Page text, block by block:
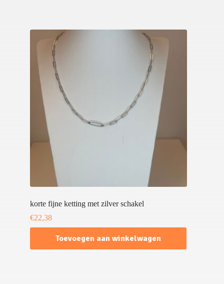
korte fijne ketting met zilver schakel
€22,38
Toevoegen aan winkelwagen